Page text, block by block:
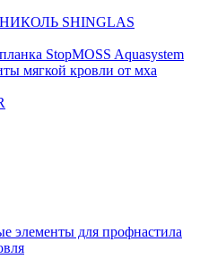
SHINGLAS
StopMOSS Aquasystem
мягкой кровли от мха
элементы для профнастила